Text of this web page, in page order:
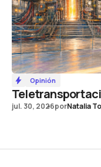
Opinión
jul. 30, 2026porNatalia